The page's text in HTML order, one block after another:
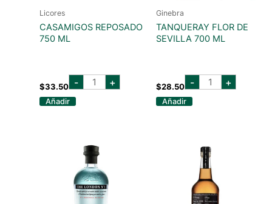
Licores
CASAMIGOS REPOSADO
750 ML
$33.50 - casamigos
reposado
+
Añadir
Ginebra
TANQUERAY FLOR DE
SEVILLA 700 ML
$28.50 - tanqueray
flor +
Añadir